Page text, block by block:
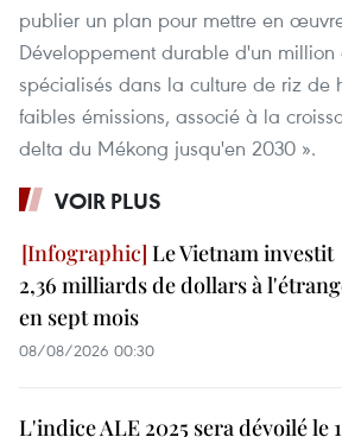
publier un plan pour mettre en
Développement durable d'un million
spécialisés dans la culture de riz de
faibles émissions, associé à la
delta du Mékong jusqu'en 2030 ».
VOIR PLUS
Le Vietnam investit
2,36 milliards de dollars à
en sept mois
08/08/2026 00:30
L'indice ALE 2025 sera dévoilé le